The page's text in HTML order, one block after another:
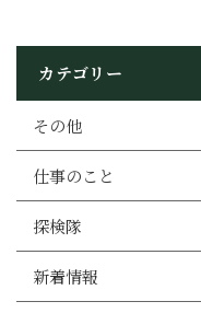
カテゴリー
その他
仕事のこと
探検隊
新着情報